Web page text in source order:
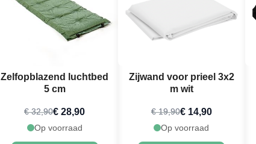
Zelfopblazend luchtbed
5 cm
€ 32,90€ 28,90
Op voorraad
Zijwand voor prieel 3x2
m wit
€ 19,90€ 14,90
Op voorraad